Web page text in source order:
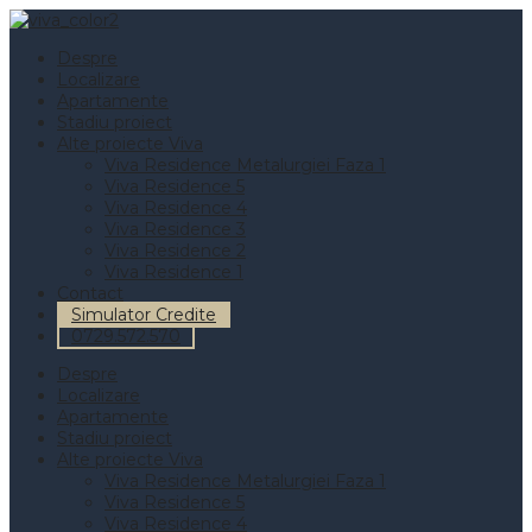
Despre
Localizare
Apartamente
Stadiu proiect
Alte proiecte Viva
Viva Residence Metalurgiei Faza 1
Viva Residence 5
Viva Residence 4
Viva Residence 3
Viva Residence 2
Viva Residence 1
Contact
Simulator Credite
0729.572.570
Despre
Localizare
Apartamente
Stadiu proiect
Alte proiecte Viva
Viva Residence Metalurgiei Faza 1
Viva Residence 5
Viva Residence 4